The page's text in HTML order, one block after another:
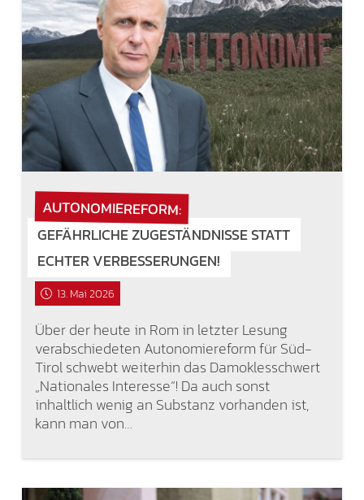
AUTONOMIEREFORM:
GEFÄHRLICHE ZUGESTÄNDNISSE STATT
ECHTER VERBESSERUNGEN!
13. Mai 2026
Über der heute in Rom in letzter Lesung
verabschiedeten Autonomiereform für Süd-
Tirol schwebt weiterhin das Damoklesschwert
„Nationales Interesse“! Da auch sonst
inhaltlich wenig an Substanz vorhanden ist,
kann man von…